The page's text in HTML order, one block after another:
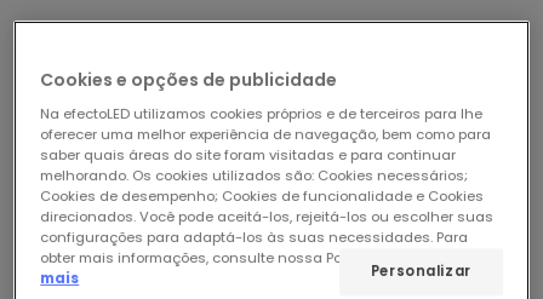
VER TUDO
VER TUDO
Cookies e opções de publicidade
Na efectoLED utilizamos cookies próprios e de terceiros para lhe
oferecer uma melhor experiência de navegação, bem como para
saber quais áreas do site foram visitadas e para continuar
melhorando. Os cookies utilizados são: Cookies necessários;
Cookies de desempenho; Cookies de funcionalidade e Cookies
direcionados. Você pode aceitá-los, rejeitá-los ou escolher suas
configurações para adaptá-los às suas necessidades. Para
obter mais informações, consulte nossa Política de Cookies.
mais
Personalizar